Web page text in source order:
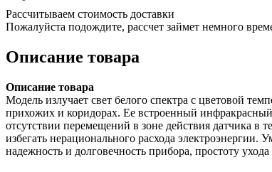
Рассчитываем стоимость доставки
Пожалуйста подождите, рассчет займет немного
Описание товара
Описание товара
Модель излучает свет белого спектра с цветовой
прихожих и коридорах. Ее встроенный
отсутствии перемещений в зоне действия датчика в
избегать нерационального расхода
надежность и долговечность прибора, простоту